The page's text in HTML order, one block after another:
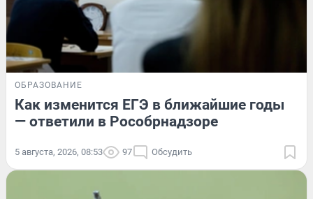
ОБРАЗОВАНИЕ
Как изменится ЕГЭ в ближайшие годы
— ответили в Рособрнадзоре
5 августа, 2026, 08:53 97 Обсудить